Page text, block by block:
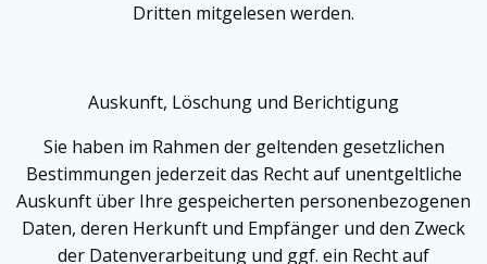
Dritten mitgelesen werden.
Auskunft, Löschung und Berichtigung
Sie haben im Rahmen der geltenden gesetzlichen
Bestimmungen jederzeit das Recht auf unentgeltliche
Auskunft über Ihre gespeicherten personenbezogenen
Daten, deren Herkunft und Empfänger und den Zweck
der Datenverarbeitung und ggf. ein Recht auf